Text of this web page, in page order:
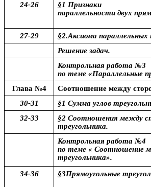
24-26
§1 Признаки
параллельности двух
27-29 §2.Аксиома параллельных
Решение задач.
Контрольная работа №3
по теме «Параллельные
Глава №4 Соотношение между
30-31
§1 Сумма углов
32-33
§2 Соотношения между
треугольника.
Контрольная работа №4
по теме « Соотношение
треугольника».
34-36 §3Прямоугольные